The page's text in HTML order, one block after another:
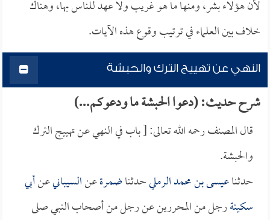
لأن هؤلاء بشر، ومنها ما هو غريب ولا عهد للناس بها، وهناك
خلاف بين العلماء في ترتيب وقوع هذه الآيات.
النهي عن تهييج الترك والحبشة
شرح حديث: (دعوا الحبشة ما ودعوكم...)
قال المصنف رحمه الله تعالى: [ باب في النهي عن تهييج الترك
والحبشة.
حدثناعيسى بن محمد الرمليحدثناضمرةعنالسيبانيعنأبي
سكينةرجل من المحررين عن رجل من أصحاب النبي صلى